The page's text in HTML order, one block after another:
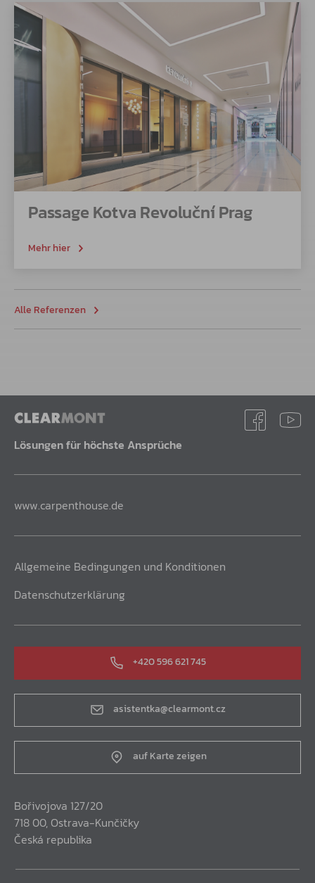
Alle Referenzen
Passage Kotva Revoluční Prag
Mehr hier
Lösungen für höchste Ansprüche
www.carpenthouse.de
Allgemeine Bedingungen und Konditionen
Datenschutzerklärung
+420 596 621 745
asistentka@clearmont.cz
auf Karte zeigen
Bořivojova 127/20
718 00, Ostrava-Kunčičky
Česká republika